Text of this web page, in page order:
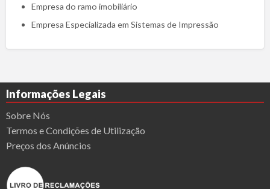
Empresa do ramo imobiliário
Empresa Especializada em Sistemas de Impressão
Informações Legais
Sobre Nós
Termos e Condições de Utilização
Preços dos Anúncios